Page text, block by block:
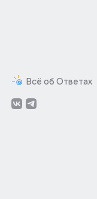
Всё об Ответах